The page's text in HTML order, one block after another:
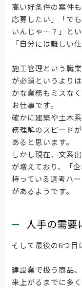
高い好条件の案件
応募したい」「で
いんじゃ…？」と
「自分には難しい
施工管理という職
が必須というより
かな業務もミスな
お仕事です。
確かに建築や土木
務理解のスピード
あると思います。
しかし現在、文系
が増えており、「
持っている選考ハ
があるようです。
人手の需要
そして最後の6つ目
建設業で扱う商品
来上がるまでに多